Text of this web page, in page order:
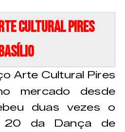
Cultural Pires
Arte Cultural Pires
mercado desde
duas vezes o
20 da Dança de